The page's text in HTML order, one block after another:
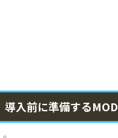
導入前に準備するMOD